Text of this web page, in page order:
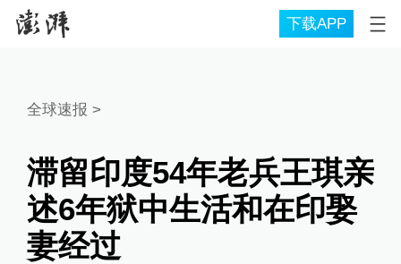
下载APP
全球速报 >
滞留印度54年老兵王琪亲
述6年狱中生活和在印娶
妻经过